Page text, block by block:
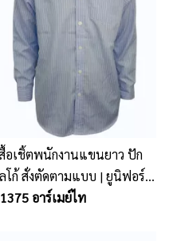
อเชิ้ตพนักงานแขนยาว ปัก
โก้ สั่งตัดตามแบบ | ยูนิฟอร์ม
กงานอาร์เมย์ไท